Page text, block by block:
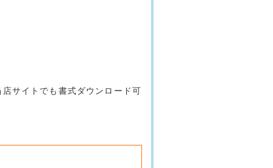
サイトでも書式ダウンロード可